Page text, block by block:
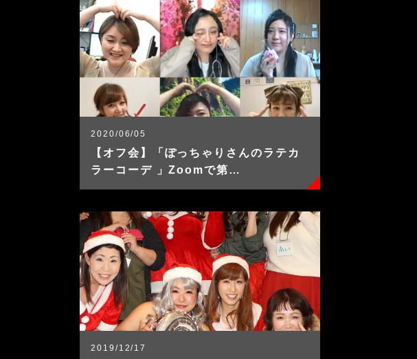
2020/06/05
【オフ会】「ぽっちゃりさんのラテカ
ラーコーデ 」Zoomで第…
2019/12/17